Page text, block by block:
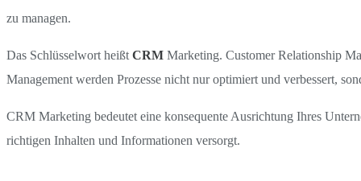
zu managen.
Das Schlüsselwort heißt CRM Marketing. Customer Relationship
Management werden Prozesse nicht nur optimiert und verbessert,
CRM Marketing bedeutet eine konsequente Ausrichtung Ihres
richtigen Inhalten und Informationen versorgt.